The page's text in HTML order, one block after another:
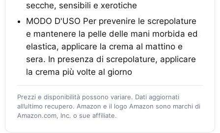
secche, sensibili e xerotiche
MODO D'USO Per prevenire le screpolature
e mantenere la pelle delle mani morbida ed
elastica, applicare la crema al mattino e
sera. In presenza di screpolature, applicare
la crema più volte al giorno
Prezzi e disponibilità possono variare. Dati aggiornati
all’ultimo recupero. Amazon e il logo Amazon sono marchi di
Amazon.com, Inc. o sue affiliate.